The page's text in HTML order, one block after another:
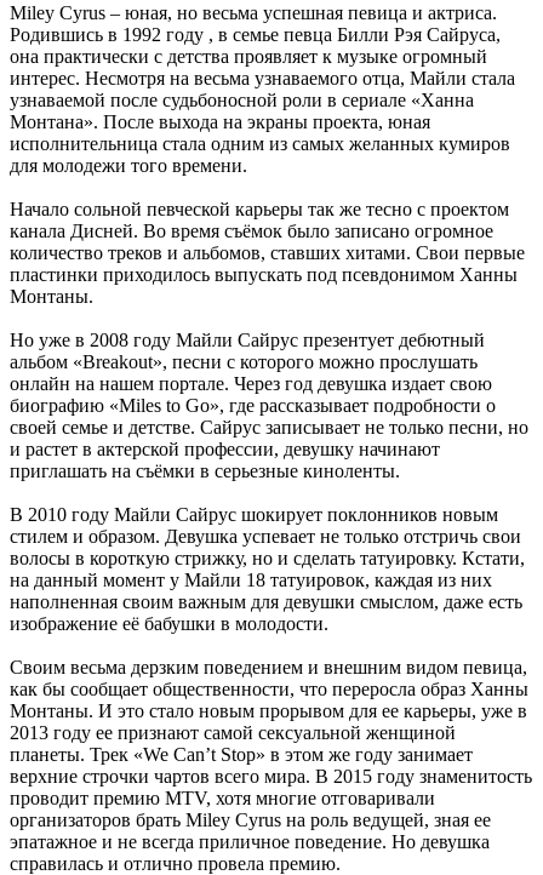
Miley Cyrus – юная, но весьма успешная певица и актриса.
Родившись в 1992 году , в семье певца Билли Рэя Сайруса,
она практически с детства проявляет к музыке огромный
интерес. Несмотря на весьма узнаваемого отца, Майли стала
узнаваемой после судьбоносной роли в сериале «Ханна
Монтана». После выхода на экраны проекта, юная
исполнительница стала одним из самых желанных кумиров
для молодежи того времени.
Начало сольной певческой карьеры так же тесно с проектом
канала Дисней. Во время съёмок было записано огромное
количество треков и альбомов, ставших хитами. Свои первые
пластинки приходилось выпускать под псевдонимом Ханны
Монтаны.
Но уже в 2008 году Майли Сайрус презентует дебютный
альбом «Breakout», песни с которого можно прослушать
онлайн на нашем портале. Через год девушка издает свою
биографию «Miles to Go», где рассказывает подробности о
своей семье и детстве. Сайрус записывает не только песни, но
и растет в актерской профессии, девушку начинают
приглашать на съёмки в серьезные киноленты.
В 2010 году Майли Сайрус шокирует поклонников новым
стилем и образом. Девушка успевает не только отстричь свои
волосы в короткую стрижку, но и сделать татуировку. Кстати,
на данный момент у Майли 18 татуировок, каждая из них
наполненная своим важным для девушки смыслом, даже есть
изображение её бабушки в молодости.
Своим весьма дерзким поведением и внешним видом певица,
как бы сообщает общественности, что переросла образ Ханны
Монтаны. И это стало новым прорывом для ее карьеры, уже в
2013 году ее признают самой сексуальной женщиной
планеты. Трек «We Can’t Stop» в этом же году занимает
верхние строчки чартов всего мира. В 2015 году знаменитость
проводит премию MTV, хотя многие отговаривали
организаторов брать Miley Cyrus на роль ведущей, зная ее
эпатажное и не всегда приличное поведение. Но девушка
справилась и отлично провела премию.